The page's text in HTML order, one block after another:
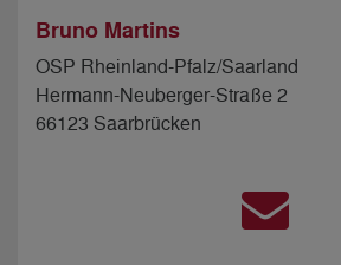
Bruno Martins
OSP Rheinland-Pfalz/Saarland
Hermann-Neuberger-Straße 2
66123 Saarbrücken